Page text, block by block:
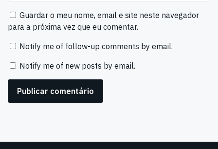
Guardar o meu nome, email e site neste navegador
para a próxima vez que eu comentar.
Notify me of follow-up comments by email.
Notify me of new posts by email.